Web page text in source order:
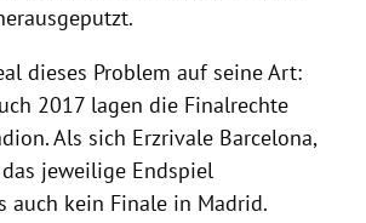
dieses Problem auf seine Art:
2017 lagen die Finalrechte
Als sich Erzrivale Barcelona,
jeweilige Endspiel
auch kein Finale in Madrid.